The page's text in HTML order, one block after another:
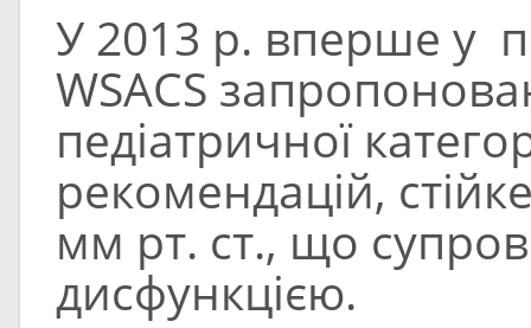
У 2013 р. вперше у
WSACS
педіатричної
рекомендацій,
мм рт. ст., що
дисфункцією.